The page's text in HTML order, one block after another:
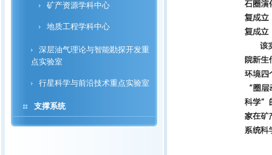
矿产资源学科中心
地质工程学科中心
深层油气理论与智能勘探开发重
点实验室
行星科学与前沿技术重点实验室
支撑系统